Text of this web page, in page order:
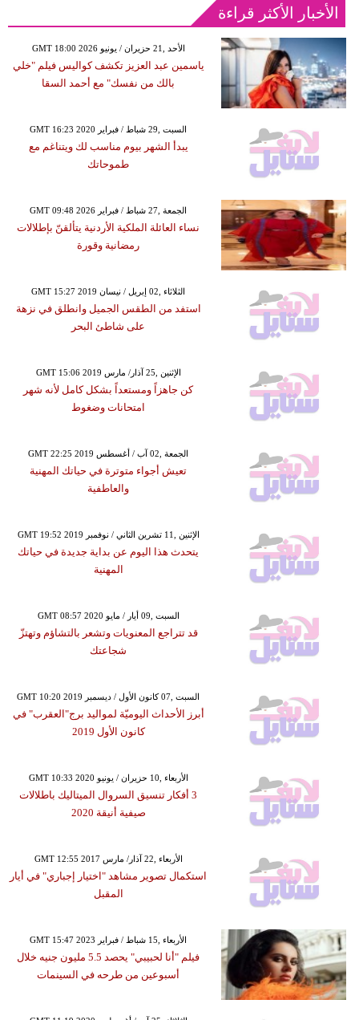
الأخبار الأكثر قراءة
GMT 18:00 2026 الأحد ,21 حزيران / يونيو
ياسمين عبد العزيز تكشف كواليس فيلم "خلي
بالك من نفسك" مع أحمد السقا
GMT 16:23 2020 السبت ,29 شباط / فبراير
يبدأ الشهر بيوم مناسب لك ويتناغم مع
طموحاتك
GMT 09:48 2026 الجمعة ,27 شباط / فبراير
نساء العائلة الملكية الأردنية يتألقنّ بإطلالات
رمضانية وقورة
GMT 15:27 2019 الثلاثاء ,02 إبريل / نيسان
استفد من الطقس الجميل وانطلق في نزهة
على شاطئ البحر
GMT 15:06 2019 الإثنين ,25 آذار/ مارس
كن جاهزاً ومستعداً بشكل كامل لأنه شهر
امتحانات وضغوط
GMT 22:25 2019 الجمعة ,02 آب / أغسطس
تعيش أجواء متوترة في حياتك المهنية
والعاطفية
GMT 19:52 2019 الإثنين ,11 تشرين الثاني / نوفمبر
يتحدث هذا اليوم عن بداية جديدة في حياتك
المهنية
GMT 08:57 2020 السبت ,09 أيار / مايو
قد تتراجع المعنويات وتشعر بالتشاؤم وتهتزّ
شجاعتك
GMT 10:20 2019 السبت ,07 كانون الأول / ديسمبر
أبرز الأحداث اليوميّة لمواليد برج"العقرب" في
كانون الأول 2019
GMT 10:33 2020 الأربعاء ,10 حزيران / يونيو
3 أفكار تنسيق السروال الميتاليك باطلالات
صيفية أنيقة 2020
GMT 12:55 2017 الأربعاء ,22 آذار/ مارس
استكمال تصوير مشاهد "اختيار إجباري" في أيار
المقبل
GMT 15:47 2023 الأربعاء ,15 شباط / فبراير
فيلم "أنا لحبيبي" يحصد 5.5 مليون جنيه خلال
أسبوعين من طرحه في السينمات